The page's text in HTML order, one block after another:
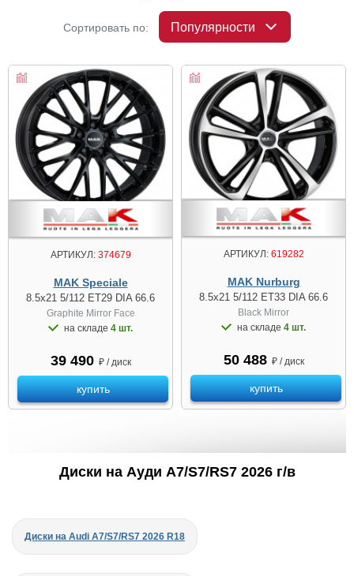
Сортировать по: Популярности
АРТИКУЛ:374679
MAK Speciale
8.5x21 5/112 ET29 DIA 66.6
Graphite Mirror Face
на складе 4 шт.
39 490 ₽ / диск
купить
АРТИКУЛ:619282
MAK Nurburg
8.5x21 5/112 ET33 DIA 66.6
Black Mirror
на складе 4 шт.
50 488 ₽ / диск
купить
Диски на Ауди A7/S7/RS7 2026 г/в
Диски на Audi A7/S7/RS7 2026 R18